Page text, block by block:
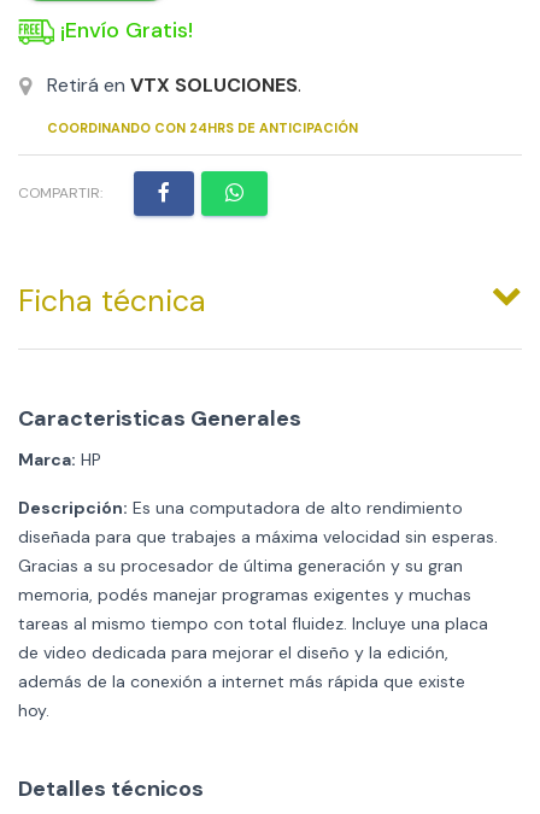
¡Envío Gratis!
Retirá en VTX SOLUCIONES.
COORDINANDO CON 24HRS DE ANTICIPACIÓN
COMPARTIR:
Ficha técnica
Caracteristicas Generales
Marca: HP
Descripción: Es una computadora de alto rendimiento
diseñada para que trabajes a máxima velocidad sin esperas.
Gracias a su procesador de última generación y su gran
memoria, podés manejar programas exigentes y muchas
tareas al mismo tiempo con total fluidez. Incluye una placa
de video dedicada para mejorar el diseño y la edición,
además de la conexión a internet más rápida que existe
hoy.
Detalles técnicos